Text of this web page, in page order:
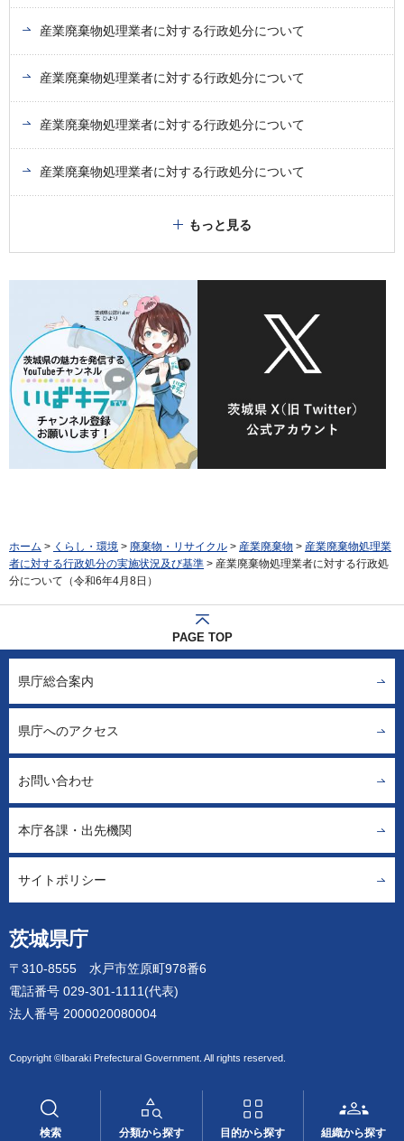
検索 分類から探す 目的から探す 組織から探す
産業廃棄物処理業者に対する行政処分について
産業廃棄物処理業者に対する行政処分について
産業廃棄物処理業者に対する行政処分について
産業廃棄物処理業者に対する行政処分について
もっと見る
ホーム > くらし・環境 > 廃棄物・リサイクル > 産業廃棄物 > 産業廃棄物処理業
者に対する行政処分の実施状況及び基準 > 産業廃棄物処理業者に対する行政処
分について（令和6年4月8日）
PAGE TOP
茨城県庁
〒310-8555 水戸市笠原町978番6
電話番号 029-301-1111(代表)
法人番号 2000020080004
Copyright ©Ibaraki Prefectural Government. All rights reserved.
県庁総合案内
県庁へのアクセス
お問い合わせ
本庁各課・出先機関
サイトポリシー